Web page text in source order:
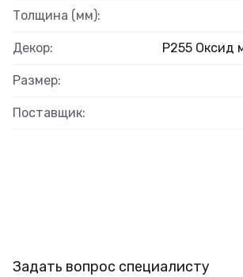
Толщина (мм):
Декор: Р255 Оксид
Размер:
Поставщик:
Задать вопрос специалисту